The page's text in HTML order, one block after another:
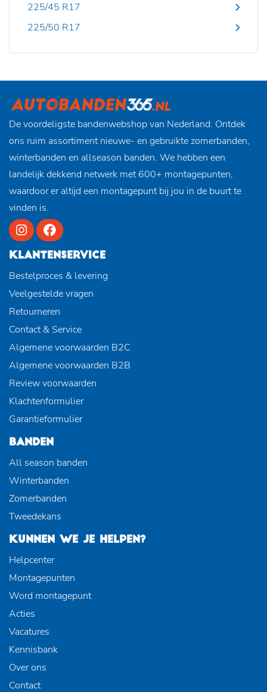
225/45 R17
225/50 R17
De voordeligste bandenwebshop van Nederland. Ontdek
ons ruim assortiment nieuwe- en gebruikte zomerbanden,
winterbanden en allseason banden. We hebben een
landelijk dekkend netwerk met 600+ montagepunten,
waardoor er altijd een montagepunt bij jou in de buurt te
vinden is.
KLANTENSERVICE
Bestelproces & levering
Veelgestelde vragen
Retourneren
Contact & Service
Algemene voorwaarden B2C
Algemene voorwaarden B2B
Review voorwaarden
Klachtenformulier
Garantieformulier
BANDEN
All season banden
Winterbanden
Zomerbanden
Tweedekans
KUNNEN WE JE HELPEN?
Helpcenter
Montagepunten
Word montagepunt
Acties
Vacatures
Kennisbank
Over ons
Contact